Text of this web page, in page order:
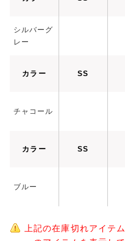
シルバーグ
レー
カラー SS
チャコール
カラー SS
ブルー
上記の在庫切れアイテ